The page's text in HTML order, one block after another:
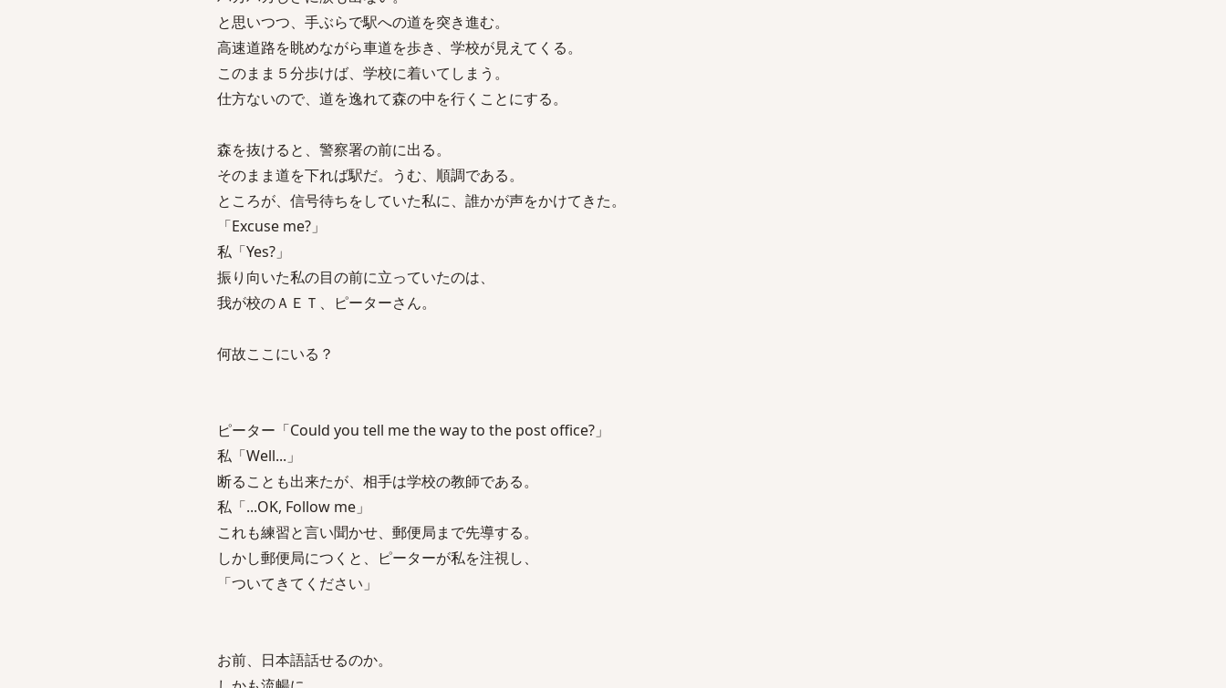
と思いつつ、手ぶらで駅への道を突き進む。
高速道路を眺めながら車道を歩き、学校が見えてくる。
このまま５分歩けば、学校に着いてしまう。
仕方ないので、道を逸れて森の中を行くことにする。
森を抜けると、警察署の前に出る。
そのまま道を下れば駅だ。うむ、順調である。
ところが、信号待ちをしていた私に、誰かが声をかけてきた。
「Excuse me?」
私「Yes?」
振り向いた私の目の前に立っていたのは、
我が校のＡＥＴ、ピーターさん。
何故ここにいる？
ピーター「Could you tell me the way to the post office?」
私「Well...」
断ることも出来たが、相手は学校の教師である。
私「...OK, Follow me」
これも練習と言い聞かせ、郵便局まで先導する。
しかし郵便局につくと、ピーターが私を注視し、
「ついてきてください」
お前、日本語話せるのか。